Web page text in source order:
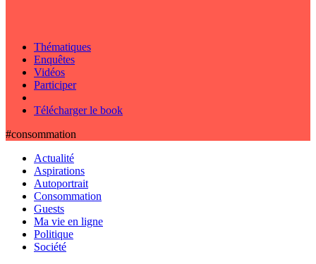
Thématiques
Enquêtes
Vidéos
Participer
Télécharger le book
#consommation
Actualité
Aspirations
Autoportrait
Consommation
Guests
Ma vie en ligne
Politique
Société